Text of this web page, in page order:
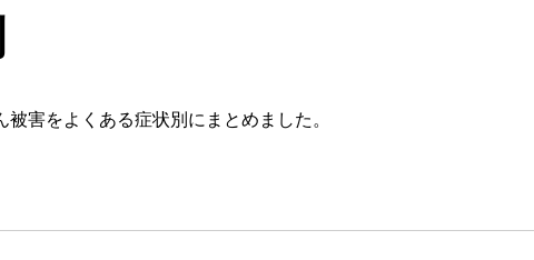
害をよくある症状別にまとめました。